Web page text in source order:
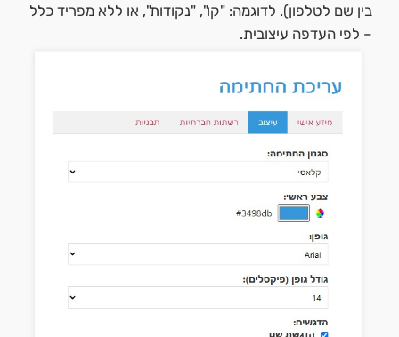
בין שם לטלפון). לדוגמה: "קו", "נקודות", או ללא מפריד כלל
– לפי העדפה עיצובית.